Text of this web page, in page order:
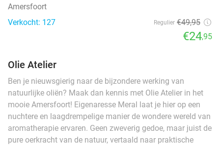
Amersfoort
Verkocht: 127
Regulier €49,95
€24,95
Olie Atelier
Ben je nieuwsgierig naar de bijzondere werking van
natuurlijke oliën? Maak dan kennis met Olie Atelier in het
mooie Amersfoort! Eigenaresse Meral laat je hier op een
nuchtere en laagdrempelige manier de wondere wereld van
aromatherapie ervaren. Geen zweverig gedoe, maar juist de
pure oerkracht van de natuur, vertaald naar praktische